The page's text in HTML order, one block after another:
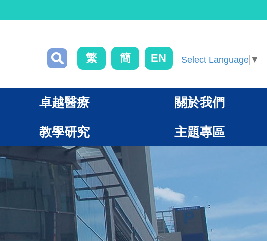
繁 簡 EN Select Language ▼
卓越醫療 關於我們
教學研究 主題專區